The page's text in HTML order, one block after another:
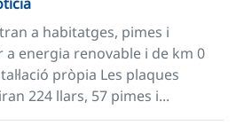
a habitatges, pimes i
energia renovable i de km 0
pròpia Les plaques
224 llars, 57 pimes i...